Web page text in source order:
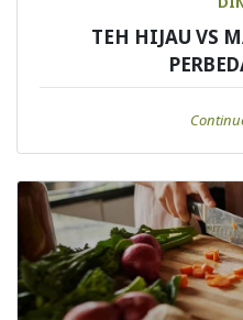
TEH HIJAU VS